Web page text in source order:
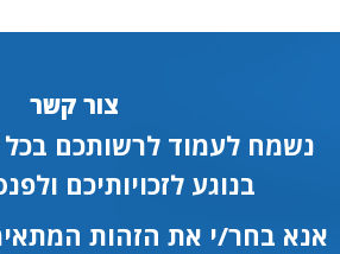
צור קשר
נשמח לעמוד לרשותכם
בנוגע לזכויותיכם
אנא בחר/י את הזהות